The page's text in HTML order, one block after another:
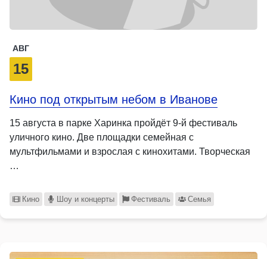
АВГ
15
Кино под открытым небом в Иванове
15 августа в парке Харинка пройдёт 9-й фестиваль
уличного кино. Две площадки семейная с
мультфильмами и взрослая с кинохитами. Творческая
…
Кино Шоу и концерты Фестиваль Семья